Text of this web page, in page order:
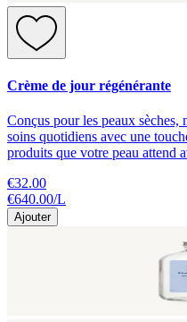
Crème de jour régénérante
Conçus pour les peaux sèches,
soins quotidiens avec une
produits que votre peau attend
€32.00
€640.00/L
Ajouter